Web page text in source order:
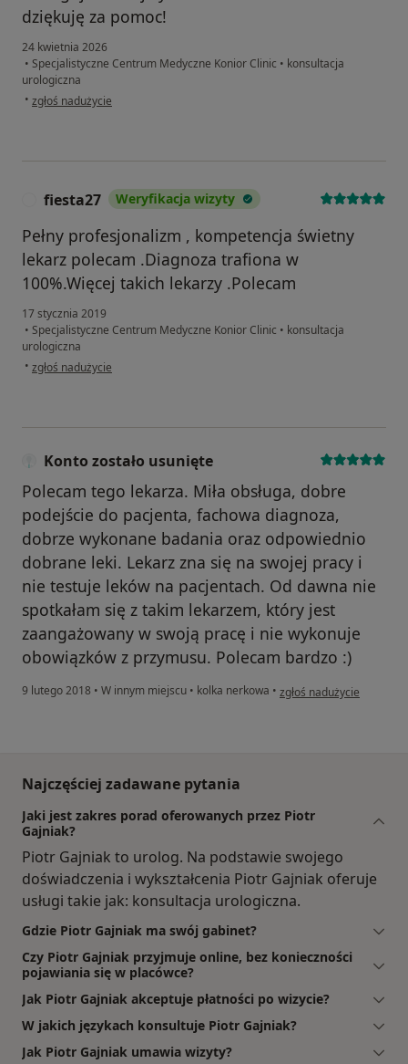
dziękuję za pomoc!
24 kwietnia 2026
• Specjalistyczne Centrum Medyczne Konior Clinic • konsultacja
urologiczna
• w opinii użytkownika Józef
zgłoś nadużycie
fiesta27 Weryfikacja wizyty
Pełny profesjonalizm , kompetencja świetny
lekarz polecam .Diagnoza trafiona w
100%.Więcej takich lekarzy .Polecam
17 stycznia 2019
• Specjalistyczne Centrum Medyczne Konior Clinic • konsultacja
urologiczna
• w opinii użytkownika fiesta27
zgłoś nadużycie
Konto zostało usunięte
Polecam tego lekarza. Miła obsługa, dobre
podejście do pacjenta, fachowa diagnoza,
dobrze wykonane badania oraz odpowiednio
dobrane leki. Lekarz zna się na swojej pracy i
nie testuje leków na pacjentach. Od dawna nie
spotkałam się z takim lekarzem, który jest
zaangażowany w swoją pracę i nie wykonuje
obowiązków z przymusu. Polecam bardzo :)
9 lutego 2018 • W innym miejscu • kolka nerkowa • w opinii użytkownika
zgłoś nadużycie
Najczęściej zadawane pytania
Jaki jest zakres porad oferowanych przez Piotr
Gajniak?
Piotr Gajniak to urolog. Na podstawie swojego
doświadczenia i wykształcenia Piotr Gajniak oferuje
usługi takie jak: konsultacja urologiczna.
Gdzie Piotr Gajniak ma swój gabinet?
Czy Piotr Gajniak przyjmuje online, bez konieczności
pojawiania się w placówce?
Jak Piotr Gajniak akceptuje płatności po wizycie?
W jakich językach konsultuje Piotr Gajniak?
Jak Piotr Gajniak umawia wizyty?